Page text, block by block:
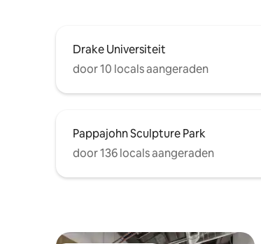
Drake Universiteit
door 10 locals aangeraden
Pappajohn Sculpture Park
door 136 locals aangeraden